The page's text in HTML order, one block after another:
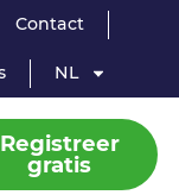
Contact
NL
Registreer
gratis